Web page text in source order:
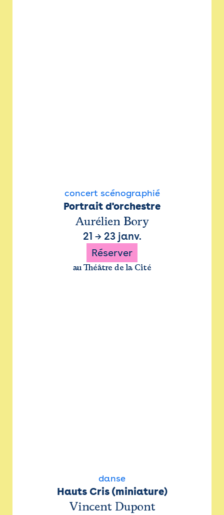
concert scénographié
Portrait d'orchestre
Aurélien Bory
21 → 23 janv.
Réserver
au Théâtre de la Cité
danse
Hauts Cris (miniature)
Vincent Dupont